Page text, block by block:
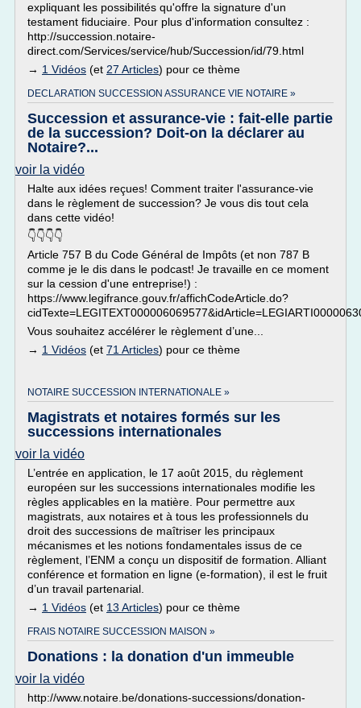
expliquant les possibilités qu'offre la signature d'un
testament fiduciaire. Pour plus d'information consultez :
http://succession.notaire-
direct.com/Services/service/hub/Succession/id/79.html
→ 1 Vidéos (et 27 Articles) pour ce thème
DECLARATION SUCCESSION ASSURANCE VIE NOTAIRE »
Succession et assurance-vie : fait-elle partie
de la succession? Doit-on la déclarer au
Notaire?...
voir la vidéo
Halte aux idées reçues! Comment traiter l'assurance-vie
dans le règlement de succession? Je vous dis tout cela
dans cette vidéo!
👇👇👇👇
Article 757 B du Code Général de Impôts (et non 787 B
comme je le dis dans le podcast! Je travaille en ce moment
sur la cession d'une entreprise!) :
https://www.legifrance.gouv.fr/affichCodeArticle.do?
Vous souhaitez accélérer le règlement d’une...
→ 1 Vidéos (et 71 Articles) pour ce thème
NOTAIRE SUCCESSION INTERNATIONALE »
Magistrats et notaires formés sur les
successions internationales
voir la vidéo
L’entrée en application, le 17 août 2015, du règlement
européen sur les successions internationales modifie les
règles applicables en la matière. Pour permettre aux
magistrats, aux notaires et à tous les professionnels du
droit des successions de maîtriser les principaux
mécanismes et les notions fondamentales issus de ce
règlement, l’ENM a conçu un dispositif de formation. Alliant
conférence et formation en ligne (e-formation), il est le fruit
d’un travail partenarial.
→ 1 Vidéos (et 13 Articles) pour ce thème
FRAIS NOTAIRE SUCCESSION MAISON »
Donations : la donation d'un immeuble
voir la vidéo
http://www.notaire.be/donations-successions/donation-